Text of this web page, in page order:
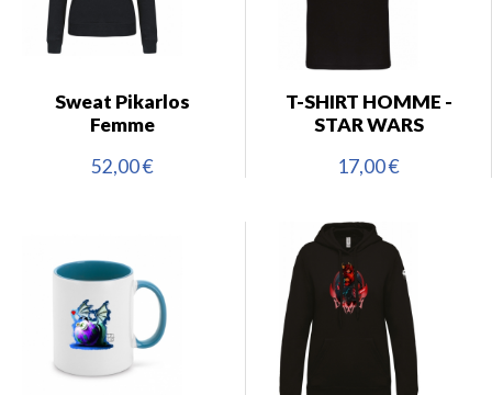
Sweat Pikarlos
Femme
52,00 €
T-SHIRT HOMME -
STAR WARS
17,00 €